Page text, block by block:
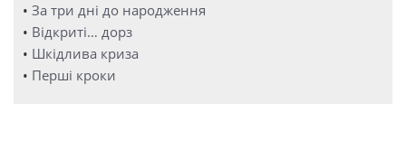
• За три дні до народження
• Відкриті… дорз
• Шкідлива криза
• Перші кроки